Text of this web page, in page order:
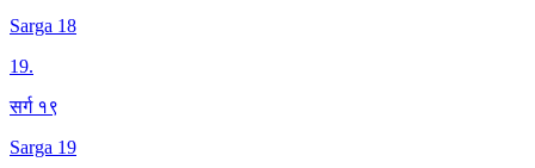
Sarga 18
19.
सर्ग १९
Sarga 19